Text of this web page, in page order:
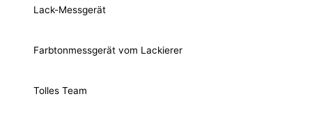
Lack-Messgerät
Farbtonmessgerät vom Lackierer
Tolles Team